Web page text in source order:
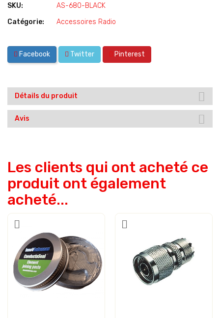
SKU:
AS-680-BLACK
Catégorie:
Accessoires Radio
Facebook Twitter Pinterest
Détails du produit
Avis
Les clients qui ont acheté ce
produit ont également
acheté...